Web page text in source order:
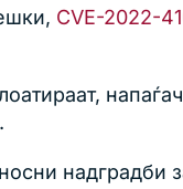
CVE-2022-
надградби